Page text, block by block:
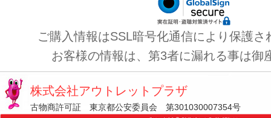
ご購入情報はSSL暗号化通信により保護さ
お客様の情報は、第3者に漏れる事は御
株式会社アウトレットプラザ
古物商許可証 東京都公安委員会 第301030007354号